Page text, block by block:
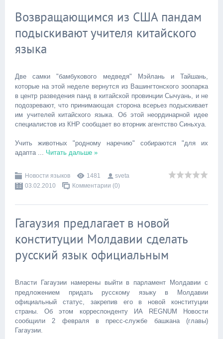
Возвращающимся из США пандам
подыскивают учителя китайского
языка
Две самки "бамбукового медведя" Мэйлань и Тайшань,
которые на этой неделе вернутся из Вашингтонского зоопарка
в центр разведения панд в китайской провинции Сычуань, и не
подозревают, что принимающая сторона всерьез подыскивает
им учителей китайского языка. Об этой неординарной идее
специалистов из КНР сообщает во вторник агентство Синьхуа.
Учить животных "родному наречию" собираются "для их
адапта ... Читать дальше »
Новости языков 1481
sveta
03.02.2010
Комментарии (0)
Гагаузия предлагает в новой
конституции Молдавии сделать
русский язык официальным
Власти Гагаузии намерены выйти в парламент Молдавии с
предложением придать русскому языку в Молдавии
официальный статус, закрепив его в новой конституции
страны. Об этом корреспонденту ИА REGNUM Новости
сообщили 2 февраля в пресс-службе башкана (главы)
Гагаузии.